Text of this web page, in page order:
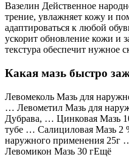
Вазелин Действенное
трение, увлажняет кожу и
адаптироваться к любой
ускорит обновление кожи и
текстура обеспечит нужное
Какая мазь быстро
Левомеколь Мазь для
… Левометил Мазь для
Дубрава, … Цинковая Мазь
тубе … Салициловая Мазь 2
наружного применения 25г
Левомикон Мазь 30 гЕщё